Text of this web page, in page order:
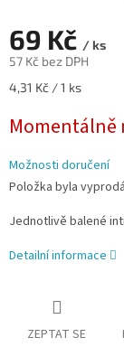
69 Kč / ks
57 Kč bez DPH
Měrná
4,31 Kč / 1 ks
Možnosti doručení
Položka byla
Jednotlivě balené
Detailní informace
ZEPTAT SE